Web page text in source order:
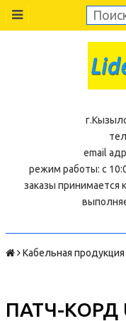
email
режим работы: с
заказы принимается
Кабельная продукция
ПАТЧ-КОРД